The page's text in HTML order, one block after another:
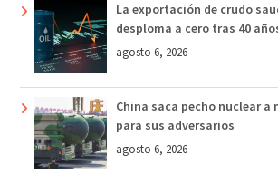
La exportación de crudo
desploma a cero tras 40
agosto 6, 2026
China saca pecho nuclear a
para sus adversarios
agosto 6, 2026